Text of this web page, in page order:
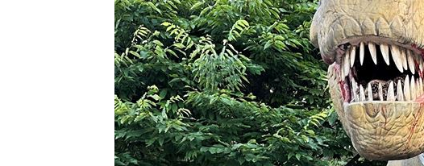
就業意外爆冷！那指漲342點 標普500新高 05:23
美通過制裁案！川普可課俄國商品500%關稅 05:13
日本銀髮族瘋工作 逾4成想做到80歲 05:05
解散統促黨？他曝翁曉玲一招：恐白忙一場 04:58
台灣彩券開獎直播中 20:31